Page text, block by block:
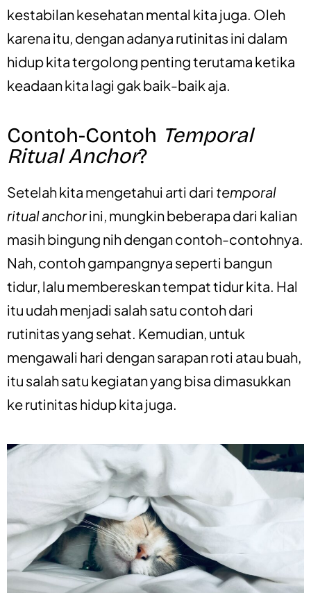
kestabilan kesehatan mental kita juga. Oleh
karena itu, dengan adanya rutinitas ini dalam
hidup kita tergolong penting terutama ketika
keadaan kita lagi gak baik-baik aja.
Contoh-Contoh Temporal
Ritual Anchor?
Setelah kita mengetahui arti dari temporal
ritual anchorini, mungkin beberapa dari kalian
masih bingung nih dengan contoh-contohnya.
Nah, contoh gampangnya seperti bangun
tidur, lalu membereskan tempat tidur kita. Hal
itu udah menjadi salah satu contoh dari
rutinitas yang sehat. Kemudian, untuk
mengawali hari dengan sarapan roti atau buah,
itu salah satu kegiatan yang bisa dimasukkan
ke rutinitas hidup kita juga.